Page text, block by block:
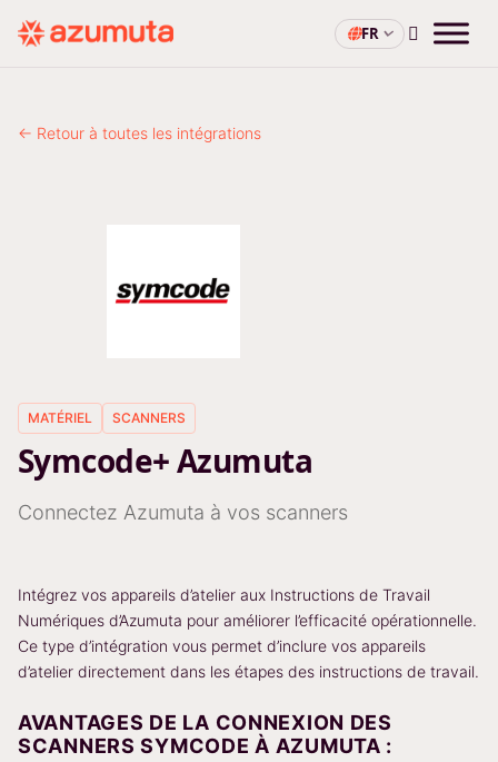
FR
← Retour à toutes les intégrations
MATÉRIEL SCANNERS
Symcode+ Azumuta
Connectez Azumuta à vos scanners
Intégrez vos appareils d’atelier aux Instructions de Travail
Numériques d’Azumuta pour améliorer l’efficacité opérationnelle.
Ce type d’intégration vous permet d’inclure vos appareils
d’atelier directement dans les étapes des instructions de travail.
AVANTAGES DE LA CONNEXION DES
SCANNERS SYMCODE À AZUMUTA :